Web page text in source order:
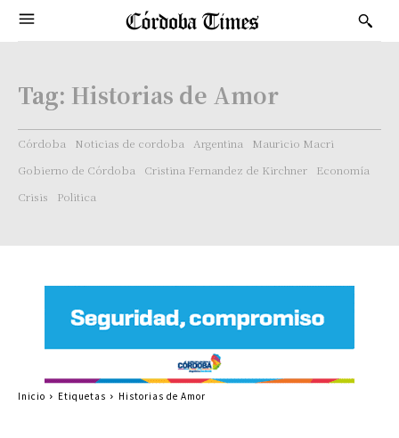
Tag: Historias de Amor
Córdoba Noticias de cordoba Argentina
Mauricio Macri
Gobierno de Córdoba
Cristina Fernandez de Kirchner
Economía
Crisis
Politica
Inicio Etiquetas Historias de Amor